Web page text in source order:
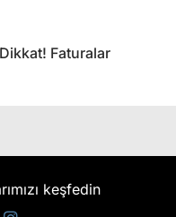
Faturalar
keşfedin